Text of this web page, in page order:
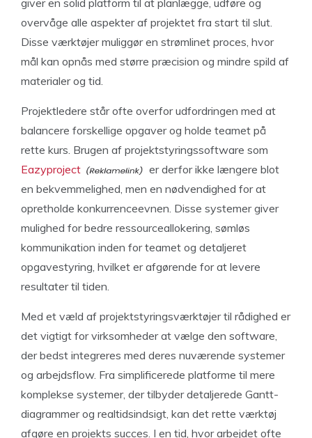
giver en solid platform til at planlægge, udføre og
overvåge alle aspekter af projektet fra start til slut.
Disse værktøjer muliggør en strømlinet proces, hvor
mål kan opnås med større præcision og mindre spild af
materialer og tid.
Projektledere står ofte overfor udfordringen med at
balancere forskellige opgaver og holde teamet på
rette kurs. Brugen af projektstyringssoftware som
Eazyproject
er derfor ikke længere blot
en bekvemmelighed, men en nødvendighed for at
opretholde konkurrenceevnen. Disse systemer giver
mulighed for bedre ressourceallokering, sømløs
kommunikation inden for teamet og detaljeret
opgavestyring, hvilket er afgørende for at levere
resultater til tiden.
Med et væld af projektstyringsværktøjer til rådighed er
det vigtigt for virksomheder at vælge den software,
der bedst integreres med deres nuværende systemer
og arbejdsflow. Fra simplificerede platforme til mere
komplekse systemer, der tilbyder detaljerede Gantt-
diagrammer og realtidsindsigt, kan det rette værktøj
afgøre en projekts succes. I en tid, hvor arbejdet ofte